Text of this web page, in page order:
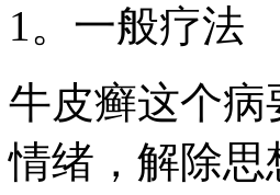
1。一般疗法
牛皮癣这个
情绪，解除